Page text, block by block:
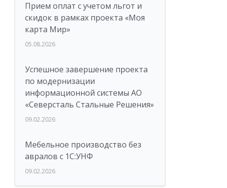
Прием оплат с учетом льгот и
скидок в рамках проекта «Моя
карта Мир»
05.08.2026
Успешное завершение проекта
по модернизации
информационной системы АО
«Северсталь Стальные Решения»
09.02.2026
Мебельное производство без
авралов с 1С:УНФ
09.02.2026